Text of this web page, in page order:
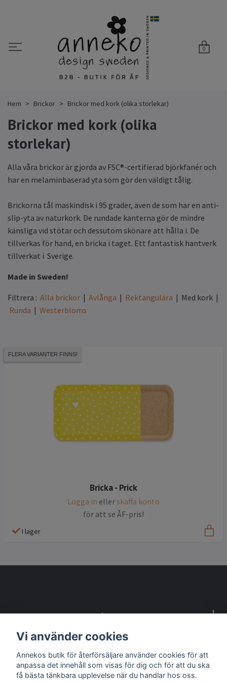
0
Hem Brickor Brickor med kork (olika storlekar)
Brickor med kork (olika
storlekar)
Alla våra brickor är gjorda av FSC®-certifierad björkfanér och
har en melaminbaserad yta som gör den väldigt tålig.
Brickorna tål maskindisk i 95 grader, även de som har en anti-
slip-yta av naturkork. De rundade kanterna gör de mindre
känsliga vid stötar och dessutom skönare att hålla i. De
tillverkas för hand, en bricka i taget. Ett fantastisk hantverk
tillverkat i Sverige.
Made in Sweden!
Filtrera : Alla brickor | Avlånga | Rektangulära | Med kork |
Runda | Westerbloms
FLERA VARIANTER FINNS!
Bricka - Prick
Logga in ellerskaffa konto
för att se ÅF-pris!
I lager
Detta är en webbsida för återförsäljare
Sociala medier
Vi använder cookies
Annekos butik för återförsäljare använder cookies för att
anpassa det innehåll som visas för dig och för att du ska
få bästa tänkbara upplevelse när du handlar hos oss.